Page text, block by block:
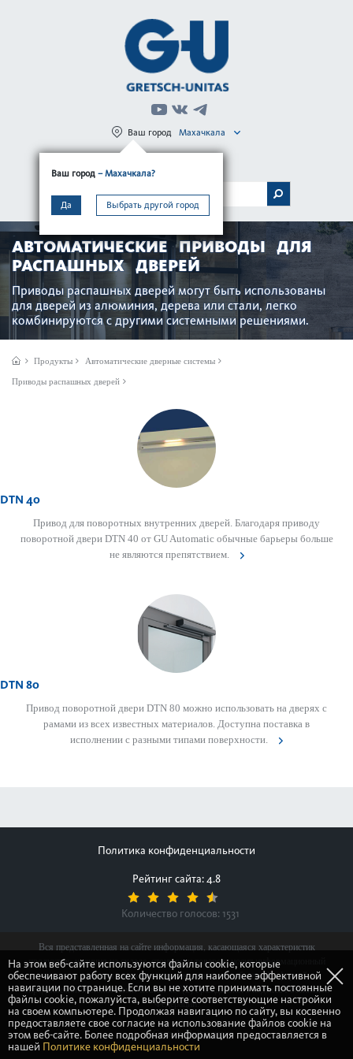
Ваш город – Махачкала?
Да Выбрать другой город
Ваш город Махачкала
МЕНЮ
АВТОМАТИЧЕСКИЕ ПРИВОДЫ ДЛЯ
РАСПАШНЫХ ДВЕРЕЙ
Приводы распашных дверей могут быть использованы
для дверей из алюминия, дерева или стали, легко
комбинируются с другими системными решениями.
Продукты Автом­ат­ические дверные сис­темы
Приводы распашных дверей
DTN 40
Привод для поворотных внутренних дверей. Благодаря приводу
поворотной двери DTN 40 от GU Automatic обычные барьеры больше
не являются препятствием.
DTN 80
Привод поворотной двери DTN 80 можно использовать на дверях с
рамами из всех известных материалов. Доступна поставка в
исполнении с разными типами поверхности.
Политика конфиденциальности
Рейтинг сайта: 4.8
Количество голосов: 1531
Вся представленная на сайте информация, касающаяся характеристик
продуктов, наличия на складе, стоимости товаров, носит информационный
характер и ни при каких условиях не является публичной офертой,
определяемой положениями Статьи 437(2) Гражданского кодекса Российской
Федерации.
© Gretsch-Unitas group
На этом веб-сайте используются файлы cookie, которые
обеспечивают работу всех функций для наиболее эффективной
навигации по странице. Если вы не хотите принимать постоянные
файлы cookie, пожалуйста, выберите соответствующие настройки
на своем компьютере. Продолжая навигацию по сайту, вы косвенно
предоставляете свое согласие на использование файлов cookie на
этом веб-сайте. Более подробная информация предоставляется в
нашей Политике конфиденциальности